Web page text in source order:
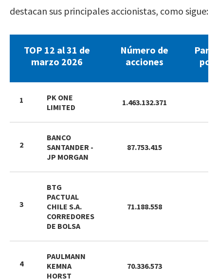
destacan sus principales accionistas, como sigue:
TOP 12 al 31 de
marzo 2026
Número de
acciones
1
PK ONE
LIMITED
1.463.132.371
2
BANCO
SANTANDER -
JP MORGAN
87.753.415
3
BTG
PACTUAL
CHILE S.A.
CORREDORES
DE BOLSA
71.188.558
4
PAULMANN
KEMNA
HORST
70.336.573